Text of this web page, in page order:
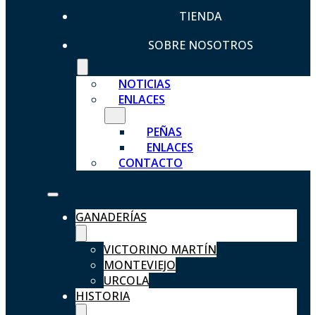
TIENDA
SOBRE NOSOTROS
NOTICIAS
ENLACES
PEÑAS
ENLACES
CONTACTO
GANADERÍAS
VICTORINO MARTÍN
MONTEVIEJO
URCOLA
HISTORIA